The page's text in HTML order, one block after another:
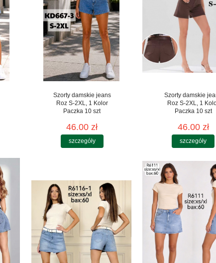
Szorty damskie jeans
Roz S-2XL, 1 Kolor
Paczka 10 szt
46.00 zł
szczegóły
Szorty damskie
Roz S-2XL, 1
Paczka 10 szt
46.00 zł
szczegóły